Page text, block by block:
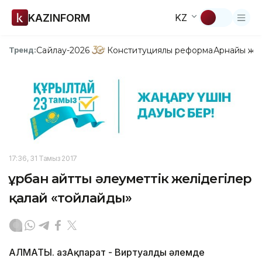
KAZINFORM KZ
Тренд:Сайлау-2026 Конституциялық реформаАрнайы
17:36, 31 Тамыз 2017
Құрбан айтты әлеуметтік желідегілер
қалай «тойлайды»
АЛМАТЫ. ҚазАқпарат - Виртуалды әлемде